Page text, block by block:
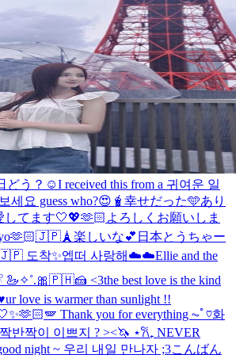
どう？☺️I received this from a 귀여운 일
요 guess who?😍🧋 幸せだった🩵あり
してます🤍💖🫶🏻 よろしくお願いしま
楽しいな💕 日本とうちゃー
도착✨엡떠 사랑해☁️☁️Ellie and the
🦢✧˚.🎀🇵🇭🍰 <3the best love is the kind
ur love is warmer than sunlight !!
Thank you for everything ⏦ﾟ♡︎화
반짝이 이쁘지 ? ><🦄 ⋆𐙚₊ NEVER
night ~ 우리 내일 만나자 ;3こんばん